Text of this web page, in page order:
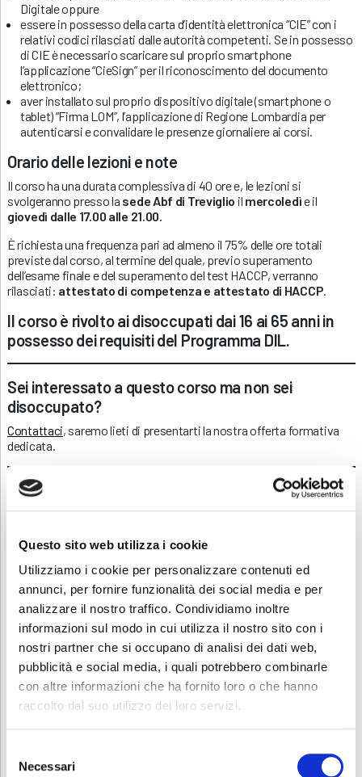
Questo sito web utilizza i cookie
Utilizziamo i cookie per personalizzare contenuti ed
annunci, per fornire funzionalità dei social media e per
analizzare il nostro traffico. Condividiamo inoltre
informazioni sul modo in cui utilizza il nostro sito con i
nostri partner che si occupano di analisi dei dati web,
pubblicità e social media, i quali potrebbero combinarle
con altre informazioni che ha fornito loro o che hanno
raccolto dal suo utilizzo dei loro servizi.
delNecessari
Digitale oppure
essere in possesso della carta d’identità elettronica “CIE” con i
relativi codici rilasciati dalle autorità competenti. Se in possesso
di CIE è necessario scaricare sul proprio smartphone
l’applicazione “CieSign” per il riconoscimento del documento
elettronico;
aver installato sul proprio dispositivo digitale (smartphone o
tablet) “Firma LOM”, l’applicazione di Regione Lombardia per
autenticarsi e convalidare le presenze giornaliere ai corsi.
Orario delle lezioni e note
Il corso ha una durata complessiva di 40 ore e, le lezioni si
svolgeranno presso la sede Abf di Treviglio il mercoledìe il
giovedì dalle 17.00 alle 21.00.
È richiesta una frequenza pari ad almeno il 75% delle ore totali
previste dal corso, al termine del quale, previo superamento
dell’esame finale e del superamento del test HACCP, verranno
rilasciati: attestato di competenza e attestato di HACCP.
Il corso è rivolto ai disoccupati dai 16 ai 65 anni in
possesso dei requisiti del Programma DIL.
Sei interessato a questo corso ma non sei
disoccupato?
Contattaci, saremo lieti di presentarti la nostra offerta formativa
dedicata.
È possibile iscriversi al corso direttamente online dal sito ABF,
cliccando sul pulsante “ISCRIZIONE” in fondo a questa pagina.
Contatti
Per avere ulteriori informazioni sul corso chiamare la segreteria allo
0363.1925677 o inviare una mail alavoro.treviglio@abf.eu.
Scarica e condividi la locandina!
INFORMATIVA RELATIVA AL CONTRATTO